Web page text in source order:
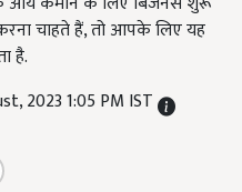
चाहते हैं, तो आपके लिए यह
है.
2023 1:05 PM IST